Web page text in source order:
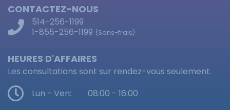
CONTACTEZ-NOUS
514-256-1199
1-855-256-1199 (Sans-frais)
HEURES D'AFFAIRES
Les consultations sont sur rendez-vous seulement.
Lun - Ven:
08:00 - 16:00